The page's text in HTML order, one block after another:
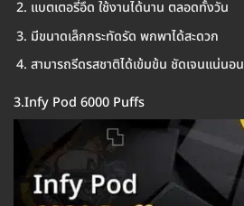
แบตเตอรี่อึด ใช้งานได้นาน ตลอดทั้งวัน
มีขนาดเล็กกระทัดรัด พกพาได้สะดวก
สามารถรีดรสชาติได้เข้มข้น ชัดเจนแน่นอน
3.Infy Pod 6000 Puffs